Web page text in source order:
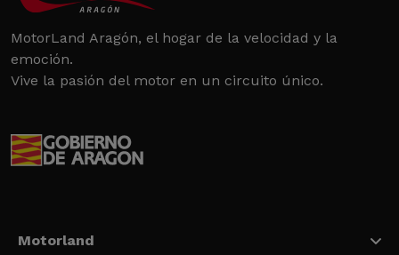
MotorLand Aragón, el hogar de la velocidad y la
emoción.
Vive la pasión del motor en un circuito único.
Motorland